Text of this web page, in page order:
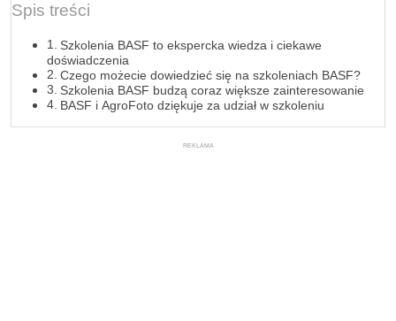
Spis treści
Szkolenia BASF to ekspercka wiedza i ciekawe
doświadczenia
Czego możecie dowiedzieć się na szkoleniach BASF?
Szkolenia BASF budzą coraz większe zainteresowanie
BASF i AgroFoto dziękuje za udział w szkoleniu
REKLAMA